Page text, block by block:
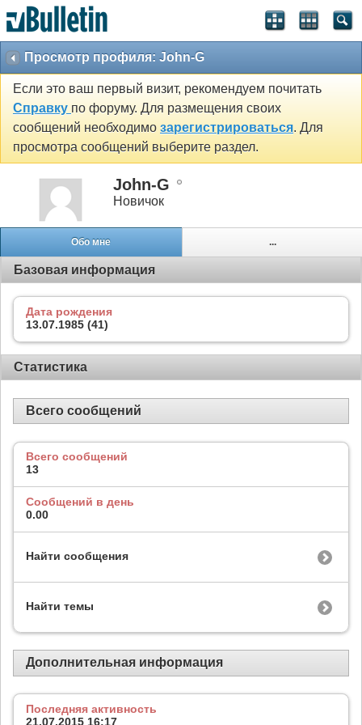
Просмотр профиля: John-G
Если это ваш первый визит, рекомендуем почитать
Справку по форуму. Для размещения своих
сообщений необходимо зарегистрироваться. Для
просмотра сообщений выберите раздел.
John-G
Новичок
Обо мне ...
Базовая информация
Дата рождения
13.07.1985 (41)
Статистика
Всего сообщений
Всего сообщений
13
Сообщений в день
0.00
Найти сообщения
Найти темы
Дополнительная информация
Последняя активность
21.07.2015 16:17